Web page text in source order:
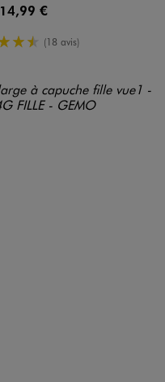
14,99 €
4.5/5 de moyenne
(18 avis)